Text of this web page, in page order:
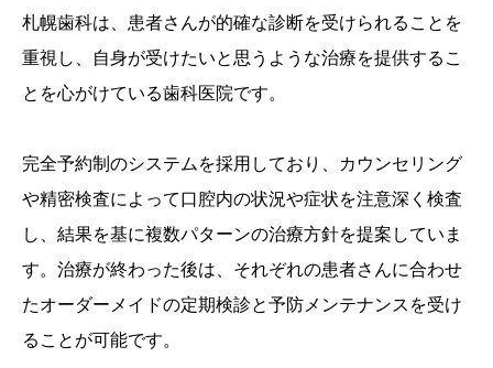
札幌歯科は、患者さんが的確な診断を受けられることを
重視し、自身が受けたいと思うような治療を提供するこ
とを心がけている歯科医院です。
完全予約制のシステムを採用しており、カウンセリング
や精密検査によって口腔内の状況や症状を注意深く検査
し、結果を基に複数パターンの治療方針を提案していま
す。治療が終わった後は、それぞれの患者さんに合わせ
たオーダーメイドの定期検診と予防メンテナンスを受け
ることが可能です。